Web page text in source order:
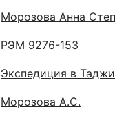
Морозова Анна
РЭМ 9276-153
Экспедиция в
Морозова А.С.